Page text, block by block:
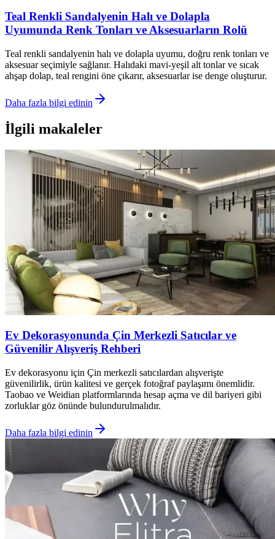
Teal Renkli Sandalyenin Halı ve Dolapla
Uyumunda Renk Tonları ve Aksesuarların Rolü
Teal renkli sandalyenin halı ve dolapla uyumu, doğru renk tonları ve
aksesuar seçimiyle sağlanır. Halıdaki mavi-yeşil alt tonlar ve sıcak
ahşap dolap, teal rengini öne çıkarır, aksesuarlar ise denge oluşturur.
Daha fazla bilgi edinin
İlgili makaleler
Ev Dekorasyonunda Çin Merkezli Satıcılar ve
Güvenilir Alışveriş Rehberi
Ev dekorasyonu için Çin merkezli satıcılardan alışverişte
güvenilirlik, ürün kalitesi ve gerçek fotoğraf paylaşımı önemlidir.
Taobao ve Weidian platformlarında hesap açma ve dil bariyeri gibi
zorluklar göz önünde bulundurulmalıdır.
Daha fazla bilgi edinin